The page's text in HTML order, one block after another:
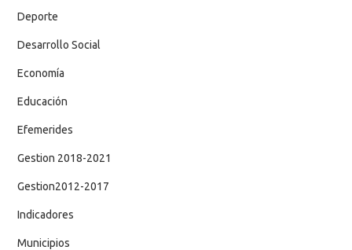
Deporte
Desarrollo Social
Economía
Educación
Efemerides
Gestion 2018-2021
Gestion2012-2017
Indicadores
Municipios